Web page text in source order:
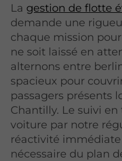
La gestion de flotte
demande une
chaque mission
ne soit laissé en
alternons entre
spacieux pour
passagers présents
Chantilly. Le suivi
voiture par notre
réactivité
nécessaire du plan